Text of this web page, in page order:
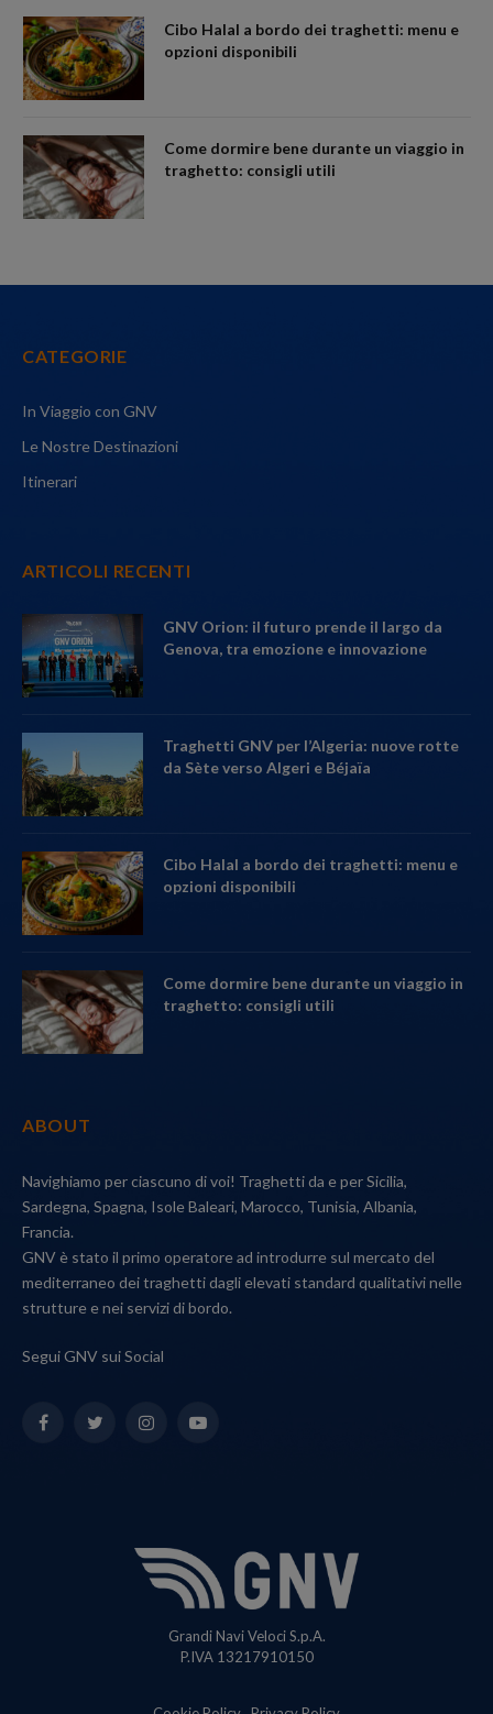
Cibo Halal a bordo dei traghetti: menu e
opzioni disponibili
Come dormire bene durante un viaggio in
traghetto: consigli utili
CATEGORIE
In Viaggio con GNV
Le Nostre Destinazioni
Itinerari
ARTICOLI RECENTI
GNV Orion: il futuro prende il largo da
Genova, tra emozione e innovazione
Traghetti GNV per l’Algeria: nuove rotte
da Sète verso Algeri e Béjaïa
Cibo Halal a bordo dei traghetti: menu e
opzioni disponibili
Come dormire bene durante un viaggio in
traghetto: consigli utili
ABOUT
Navighiamo per ciascuno di voi! Traghetti da e per Sicilia,
Sardegna, Spagna, Isole Baleari, Marocco, Tunisia, Albania,
Francia.
GNV è stato il primo operatore ad introdurre sul mercato del
mediterraneo dei traghetti dagli elevati standard qualitativi nelle
strutture e nei servizi di bordo.
Segui GNV sui Social
FacebookTwitterInstagramYouTube
Grandi Navi Veloci S.p.A.
P.IVA 13217910150